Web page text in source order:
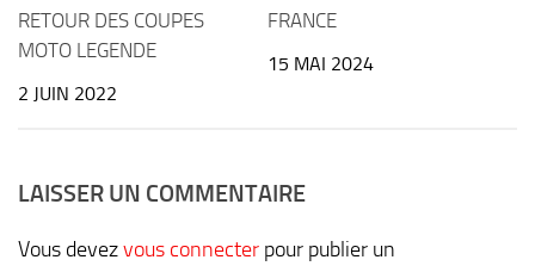
RETOUR DES COUPES
MOTO LEGENDE
2 JUIN 2022
FRANCE
15 MAI 2024
LAISSER UN COMMENTAIRE
Vous devezvous connecter pour publier un